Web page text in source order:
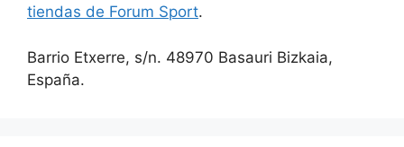
tiendas de Forum Sport.
Barrio Etxerre, s/n. 48970 Basauri Bizkaia,
España.